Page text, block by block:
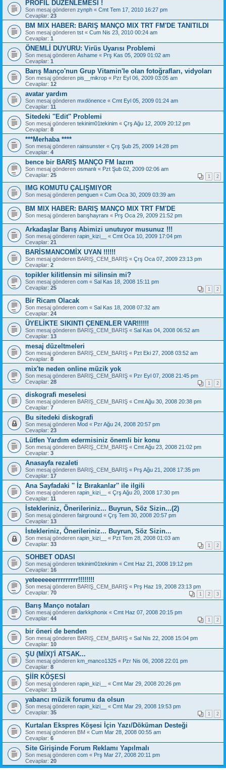
PROFİL DÜZENLEMESİ !
Son mesaj gönderen zynph « Cmt Tem 17, 2010 16:27 pm
Cevaplar: 23
BM MIX HABER: BARIŞ MANÇO MIX TRT FM'DE TANITILDI
Son mesaj gönderen tst « Cum Nis 23, 2010 00:24 am
Cevaplar: 1
ÖNEMLİ DUYURU: Virüs Uyarısı Problemi
Son mesaj gönderen Ashame « Prş Kas 05, 2009 01:02 am
Cevaplar: 1
Barış Manço'nun Grup Vitamin'le olan fotoğrafları, vidyoları
Son mesaj gönderen pis__mikrop « Pzr Eyl 06, 2009 03:05 am
Cevaplar: 12
avatar yardım
Son mesaj gönderen mxdönence « Cmt Eyl 05, 2009 01:24 am
Cevaplar: 11
Sitedeki ''Edit'' Problemi
Son mesaj gönderen tekinim01tekinim « Çrş Ağu 12, 2009 20:12 pm
Cevaplar: 8
***Merhaba ****
Son mesaj gönderen rainsunster « Çrş Şub 25, 2009 14:28 pm
Cevaplar: 4
bence bir BARIŞ MANÇO FM lazım
Son mesaj gönderen osmanlı « Pzt Şub 02, 2009 02:06 am
Cevaplar: 25 1 2
IMG KOMUTU ÇALIŞMIYOR
Son mesaj gönderen penguen « Cum Oca 30, 2009 03:39 am
BM MIX HABER: BARIŞ MANÇO MIX TRT FM'DE
Son mesaj gönderen barışhayranı « Prş Oca 29, 2009 21:52 pm
Arkadaşlar Barış Abimizi unutuyor musunuz !!!
Son mesaj gönderen rapin_kizi__ « Cmt Oca 10, 2009 17:04 pm
Cevaplar: 21
BARİSMANCOMİX UYAN !!!!!!
Son mesaj gönderen BARIŞ_CEM_BARIŞ « Çrş Oca 07, 2009 23:13 pm
Cevaplar: 2
topikler kilitlensin mi silinsin mi?
Son mesaj gönderen com « Sal Kas 18, 2008 15:11 pm
Cevaplar: 25 1 2
Bir Ricam Olacak
Son mesaj gönderen com « Sal Kas 18, 2008 07:32 am
Cevaplar: 24
ÜYELİKTE SIKINTI ÇENENLER VAR!!!!!!
Son mesaj gönderen BARIŞ_CEM_BARIŞ « Sal Kas 04, 2008 06:52 am
Cevaplar: 13
mesaj düzeltmeleri
Son mesaj gönderen BARIŞ_CEM_BARIŞ « Pzt Eki 27, 2008 03:52 am
Cevaplar: 8
mix'te neden online müzik yok
Son mesaj gönderen BARIŞ_CEM_BARIŞ « Pzr Eyl 07, 2008 21:45 pm
Cevaplar: 28 1 2
diskografi meselesi
Son mesaj gönderen BARIŞ_CEM_BARIŞ « Cmt Ağu 30, 2008 20:38 pm
Cevaplar: 7
Bu sitedeki diskografi
Son mesaj gönderen Mod « Pzr Ağu 24, 2008 20:57 pm
Cevaplar: 23
Lütfen Yardım edermisiniz önemli bir konu
Son mesaj gönderen BARIŞ_CEM_BARIŞ « Cmt Ağu 23, 2008 21:02 pm
Cevaplar: 3
Anasayfa rezaleti
Son mesaj gönderen BARIŞ_CEM_BARIŞ « Prş Ağu 21, 2008 17:35 pm
Cevaplar: 17
Ana Sayfadaki '' İz Bırakanlar'' ile ilgili
Son mesaj gönderen rapin_kizi__ « Çrş Ağu 20, 2008 17:30 pm
Cevaplar: 11
İstekleriniz, Önerileriniz... Buyrun, Söz Sizin...(2)
Son mesaj gönderen fairground « Çrş Tem 30, 2008 20:57 pm
Cevaplar: 13
İstekleriniz, Önerileriniz... Buyrun, Söz Sizin...
Son mesaj gönderen rapin_kizi__ « Pzt Tem 28, 2008 01:03 am
Cevaplar: 33 1 2
SOHBET ODASI
Son mesaj gönderen tekinim01tekinim « Cmt Haz 21, 2008 19:12 pm
Cevaplar: 16
yeteeeeeerrrrrrrrr!!!!!!!!
Son mesaj gönderen BARIŞ_CEM_BARIŞ « Prş Haz 19, 2008 23:13 pm
Cevaplar: 70 1 2 3
Barış Manço notaları
Son mesaj gönderen darkkphonix « Cmt Haz 07, 2008 20:15 pm
Cevaplar: 44 1 2
bir öneri de benden
Son mesaj gönderen BARIŞ_CEM_BARIŞ « Sal Nis 22, 2008 15:04 pm
Cevaplar: 10
ŞU (MİX)'İ ATSAK...
Son mesaj gönderen km_manco1325 « Pzr Nis 06, 2008 22:01 pm
Cevaplar: 8
ŞİİR KÖŞESİ
Son mesaj gönderen rapin_kizi__ « Cmt Mar 29, 2008 20:26 pm
Cevaplar: 13
yabancı müzik forumu da olsun
Son mesaj gönderen rapin_kizi__ « Cmt Mar 29, 2008 19:53 pm
Cevaplar: 35 1 2
Kurtalan Ekspres Köşesi İçin Yazı/Döküman Desteği
Son mesaj gönderen BM « Cum Mar 28, 2008 00:55 am
Cevaplar: 6
Site Girişinde Forum Reklamı Yapılmalı
Son mesaj gönderen com « Prş Mar 27, 2008 20:11 pm
Cevaplar: 20